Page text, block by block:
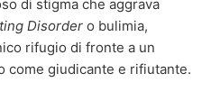
di stigma che aggrava
Disorder o bulimia,
rifugio di fronte a un
come giudicante e rifiutante.